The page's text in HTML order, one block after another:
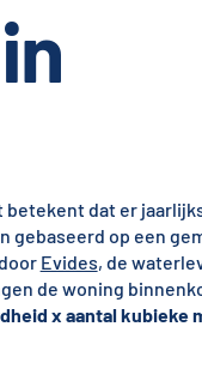
betekent dat er
gebaseerd op een
Evides, de
de woning
x aantal kubieke